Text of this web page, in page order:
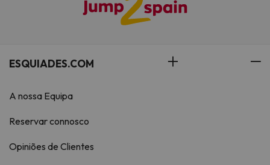
ESQUIADES.COM
A nossa Equipa
Reservar connosco
Opiniões de Clientes